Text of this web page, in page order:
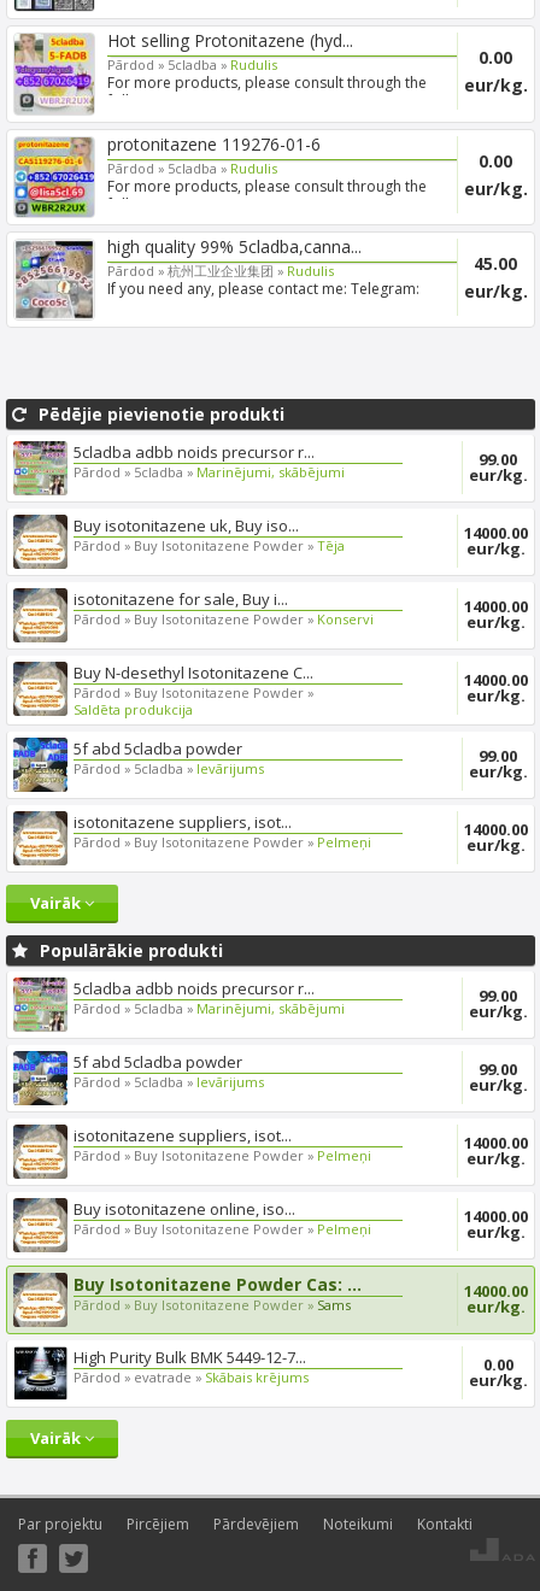
Hot selling Protonitazene (hyd...
Pārdod » 5cladba » Rudulis
For more products, please consult through the
following cont...
0.00
eur/kg.
protonitazene 119276-01-6
Pārdod »5cladba »Rudulis
For more products, please consult through the
following cont...
0.00
eur/kg.
high quality 99% 5cladba,canna...
Pārdod » 杭州工业企业集团 » Rudulis
If you need any, please contact me: Telegram:
45.00
eur/kg.
Pēdējie pievienotie produkti
5cladba adbb noids precursor r...
Pārdod » 5cladba » Marinējumi, skābējumi
99.00
eur/kg.
Buy isotonitazene uk, Buy iso...
Pārdod » Buy Isotonitazene Powder » Tēja
14000.00
eur/kg.
isotonitazene for sale, Buy i...
Pārdod » Buy Isotonitazene Powder » Konservi
14000.00
eur/kg.
Buy N-desethyl Isotonitazene C...
Pārdod » Buy Isotonitazene Powder »
Saldēta produkcija
14000.00
eur/kg.
5f abd 5cladba powder
Pārdod » 5cladba » Ievārijums
99.00
eur/kg.
isotonitazene suppliers, isot...
Pārdod » Buy Isotonitazene Powder » Pelmeņi
14000.00
eur/kg.
Vairāk
Populārākie produkti
5cladba adbb noids precursor r...
Pārdod » 5cladba » Marinējumi, skābējumi
99.00
eur/kg.
5f abd 5cladba powder
Pārdod » 5cladba » Ievārijums
99.00
eur/kg.
isotonitazene suppliers, isot...
Pārdod » Buy Isotonitazene Powder » Pelmeņi
14000.00
eur/kg.
Buy isotonitazene online, iso...
Pārdod » Buy Isotonitazene Powder » Pelmeņi
14000.00
eur/kg.
Buy Isotonitazene Powder Cas: ...
Pārdod » Buy Isotonitazene Powder » Sams
14000.00
eur/kg.
High Purity Bulk BMK 5449-12-7...
Pārdod » evatrade » Skābais krējums
0.00
eur/kg.
Vairāk
Par projektu Pircējiem Pārdevējiem Noteikumi Kontakti